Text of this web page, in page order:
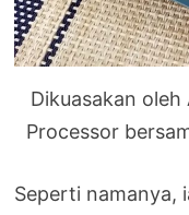
Dikuasakan
Processor
Seperti namanya,